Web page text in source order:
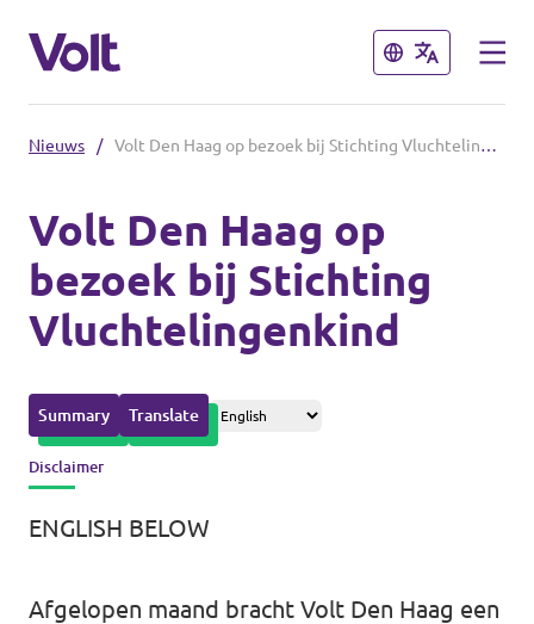
Sluiten
Overzicht fracties en communities
Fracties
Zuid-Holland
Delft
Rotterdam
Sluiten
Standpunten
Over Volt
Mensen
Nieuws / Volt Den Haag op bezoek bij Stichting Vluchtelingenkind
Volt Den Haag op
bezoek bij Stichting
Vluchtelingenkind
Summary Translate
Disclaimer
ENGLISH BELOW
Afgelopen maand bracht Volt Den Haag een